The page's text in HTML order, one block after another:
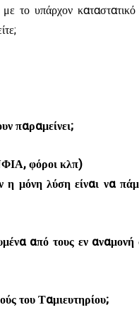
το υπάρχον καταστατικό
παραμείνει;
φόροι κλπ)
η μόνη λύση είναι να
από τους εν αναμονή
του Ταμιευτηρίου;